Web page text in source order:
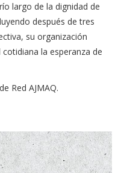
largo de la dignidad de
después de tres
su organización
la esperanza de
Red AJMAQ.